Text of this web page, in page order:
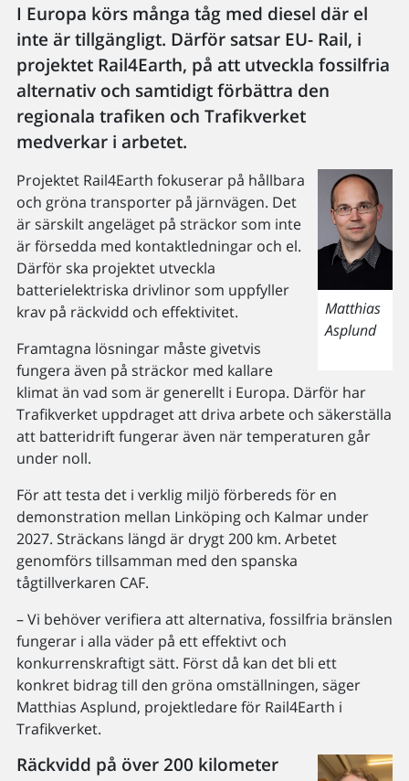
I Europa körs många tåg med diesel där el
inte är tillgängligt. Därför satsar EU- Rail, i
projektet Rail4Earth, på att utveckla fossilfria
alternativ och samtidigt förbättra den
regionala trafiken och Trafikverket
medverkar i arbetet.
Matthias
Asplund
Projektet Rail4Earth fokuserar på hållbara
och gröna transporter på järnvägen. Det
är särskilt angeläget på sträckor som inte
är försedda med kontaktledningar och el.
Därför ska projektet utveckla
batterielektriska drivlinor som uppfyller
krav på räckvidd och effektivitet.
Framtagna lösningar måste givetvis
fungera även på sträckor med kallare
klimat än vad som är generellt i Europa. Därför har
Trafikverket uppdraget att driva arbete och säkerställa
att batteridrift fungerar även när temperaturen går
under noll.
För att testa det i verklig miljö förbereds för en
demonstration mellan Linköping och Kalmar under
2027. Sträckans längd är drygt 200 km. Arbetet
genomförs tillsamman med den spanska
tågtillverkaren CAF.
– Vi behöver verifiera att alternativa, fossilfria bränslen
fungerar i alla väder på ett effektivt och
konkurrenskraftigt sätt. Först då kan det bli ett
konkret bidrag till den gröna omställningen, säger
Matthias Asplund, projektledare för Rail4Earth i
Trafikverket.
Räckvidd på över 200 kilometer